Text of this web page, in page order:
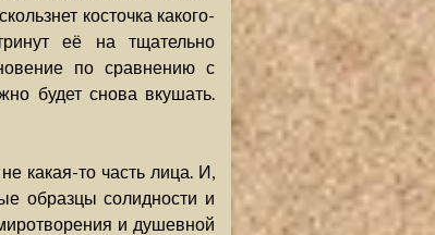
косточка какого-
её на тщательно
по сравнению с
будет снова вкушать.
какая-то часть лица. И,
образцы солидности и
и душевной